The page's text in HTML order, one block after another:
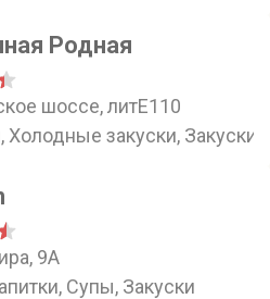
Родная
шоссе, литЕ110
Холодные закуски, Закуски
9А
Супы, Закуски